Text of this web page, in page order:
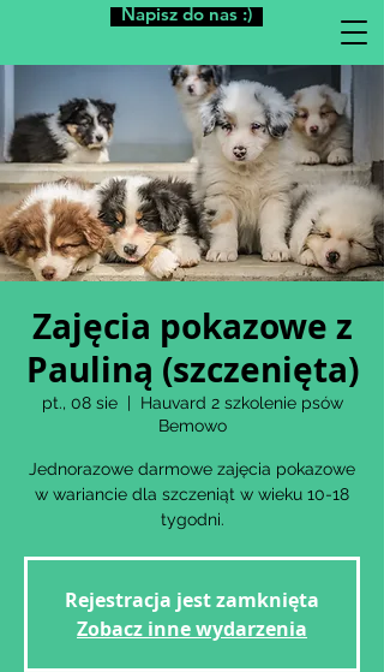
Napisz do nas :)
Zajęcia pokazowe z
Pauliną (szczenięta)
pt., 08 sie
  |
Hauvard 2 szkolenie psów
Bemowo
Jednorazowe darmowe zajęcia pokazowe
w wariancie dla szczeniąt w wieku 10-18
tygodni.
Rejestracja jest zamknięta
Zobacz inne wydarzenia